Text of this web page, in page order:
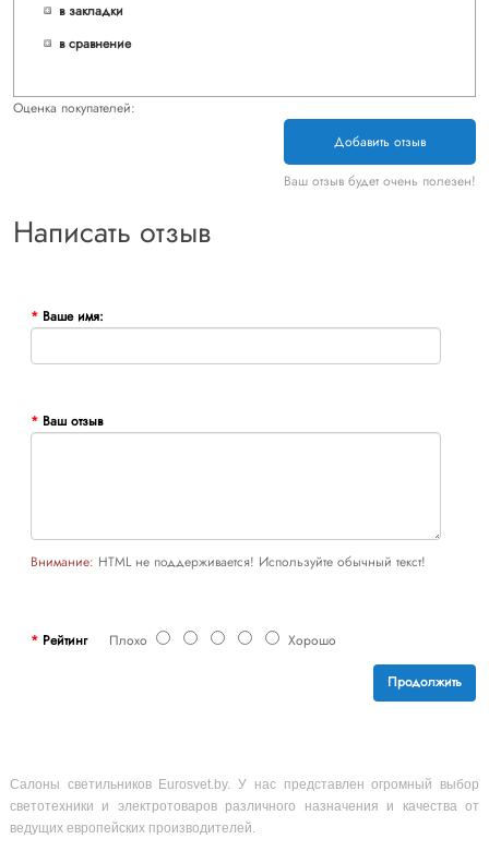
в закладки
в сравнение
Оценка покупателей:
Добавить отзыв
Ваш отзыв будет очень полезен!
Написать отзыв
Ваше имя:
Ваш отзыв
Внимание: HTML не поддерживается! Используйте обычный текст!
РейтингПлохо Хорошо
Продолжить
Салоны светильников Eurosvet.by. У нас представлен огромный выбор
светотехники и электротоваров различного назначения и качества от
ведущих европейских производителей.